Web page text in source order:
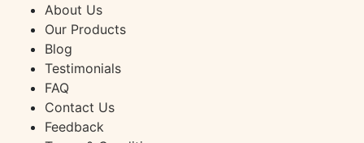
About Us
Our Products
Blog
Testimonials
FAQ
Contact Us
Feedback